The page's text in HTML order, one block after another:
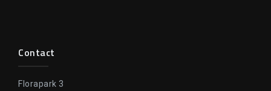
Contact
Florapark 3